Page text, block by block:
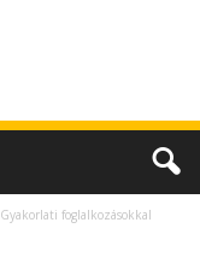
Gyakorlati foglalkozásokkal